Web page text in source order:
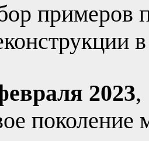
примеров
2023,
поколение